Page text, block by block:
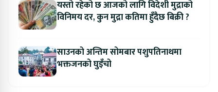
यस्तो रहेको छ आजको लागि विदेशी मुद्राको
विनिमय दर, कुन मुद्रा कतिमा हुँदैछ बिक्री ?
साउनको अन्तिम सोमबार पशुपतिनाथमा
भक्तजनको घुइँचो